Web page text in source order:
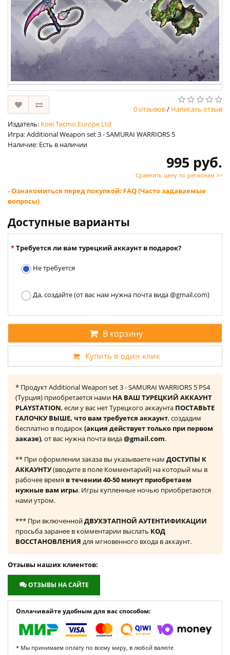
0 отзывов/ Написать отзыв
Издатель: Koei Tecmo Europe Ltd
Игра: Additional Weapon set 3 - SAMURAI WARRIORS 5
Наличие: Есть в наличии
995 руб.
Сравнить цену по регионам >>
- Ознакомиться перед покупкой: FAQ (Часто задаваемые
вопросы)
Доступные варианты
Требуется ли вам турецкий аккаунт в подарок?
Не требуется
Да, создайте (от вас нам нужна почта вида @gmail.com)
В корзину
Купить в один клик
* Продукт Additional Weapon set 3 - SAMURAI WARRIORS 5 PS4
(Турция) приобретается нами НА ВАШ ТУРЕЦКИЙ АККАУНТ
PLAYSTATION, если у вас нет Турецкого аккаунта ПОСТАВЬТЕ
ГАЛОЧКУ ВЫШЕ, что вам требуется аккаунт, создадим
бесплатно в подарок(акция действует только при первом
заказе), от вас нужна почта вида@gmail.com.
** При оформлении заказа вы указываете нам ДОСТУПЫ К
АККАУНТУ(вводите в поле Комментарий) на который мы в
рабочее время в течении 40-50 минут приобретаем
нужные вам игры. Игры купленные ночью приобретаются
нами утром.
*** При включеннойДВУХЭТАПНОЙ АУТЕНТИФИКАЦИИ
просьба заранее в комментарии выслать КОД
ВОССТАНОВЛЕНИЯ для мгновенного входа в аккаунт.
Отзывы наших клиентов:
ОТЗЫВЫ НА САЙТЕ
Оплачивайте удобным для вас способом:
* Мы принимаем оплату по всему миру, в любой валюте